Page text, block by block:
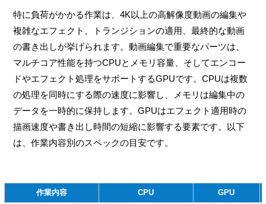
特に負荷がかかる作業は、4K以上の高解像度動画の編集や
複雑なエフェクト、トランジションの適用、最終的な動画
の書き出しが挙げられます。動画編集で重要なパーツは、
マルチコア性能を持つCPUとメモリ容量、そしてエンコー
ドやエフェクト処理をサポートするGPUです。CPUは複数
の処理を同時にする際の速度に影響し、メモリは編集中の
データを一時的に保持します。GPUはエフェクト適用時の
描画速度や書き出し時間の短縮に影響する要素です。以下
は、作業内容別のスペックの目安です。
作業内容 CPU GPU